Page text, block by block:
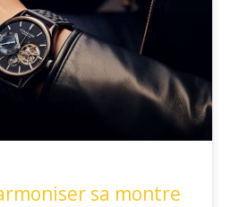
sa montre